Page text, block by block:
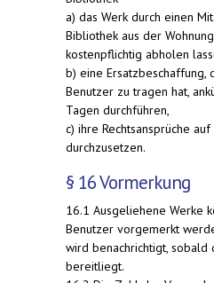
a) das Werk durch einen
Bibliothek aus der
kostenpflichtig abholen
b) eine Ersatzbeschaffung,
Benutzer zu tragen hat,
Tagen durchführen,
c) ihre Rechtsansprüche
durchzusetzen.
§ 16 Vormerkung
16.1 Ausgeliehene Werke
Benutzer vorgemerkt
wird benachrichtigt, sobald
bereitliegt.